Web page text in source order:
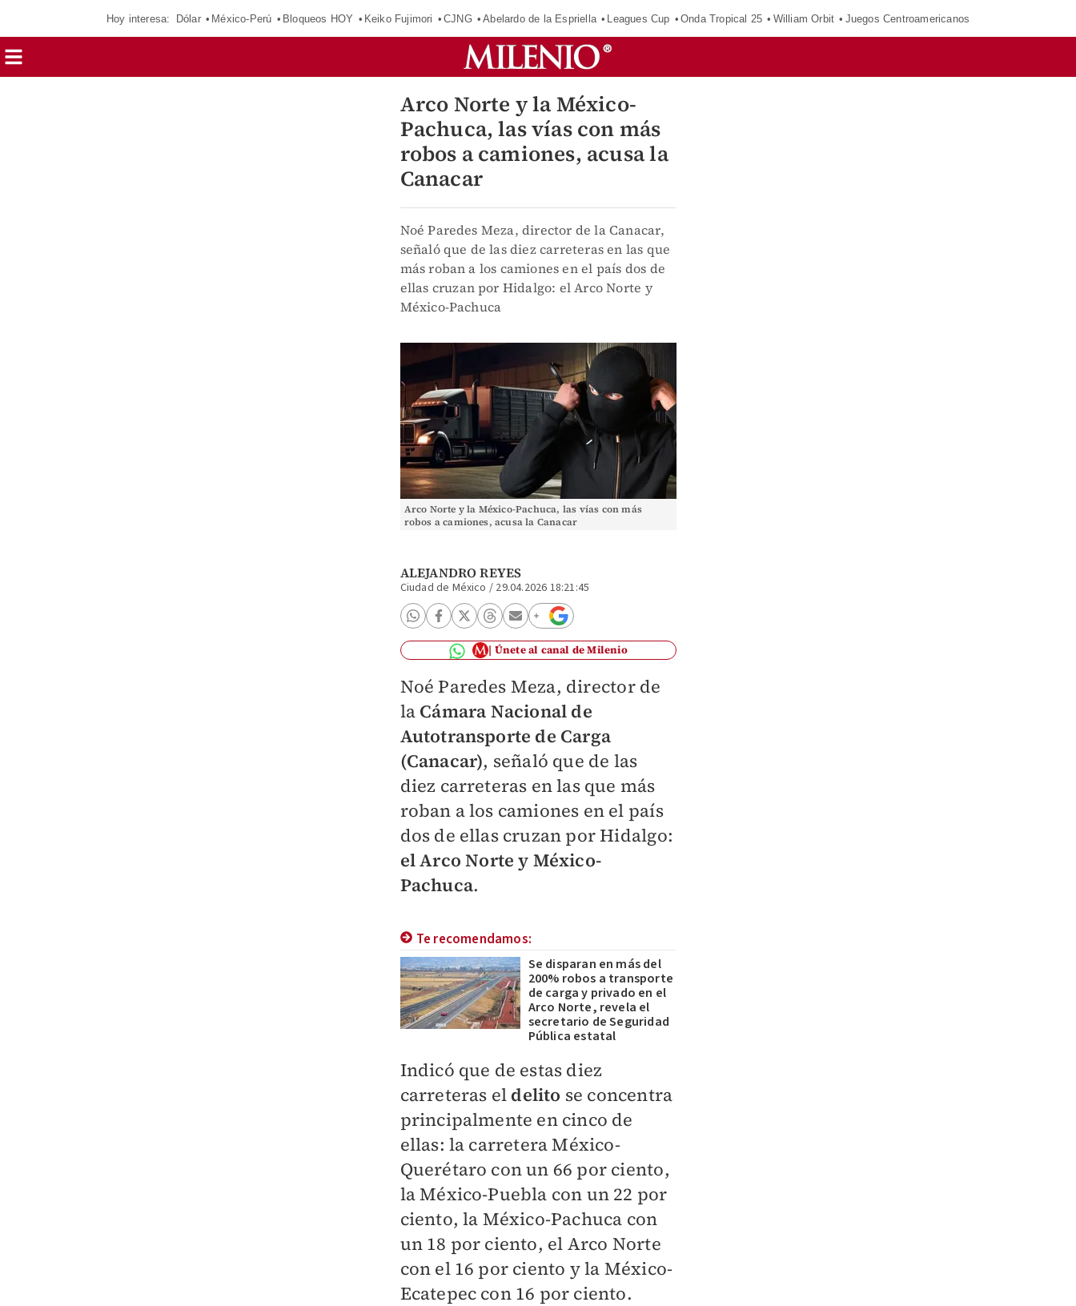
Hoy interesa: Dólar México-Perú Bloqueos HOY Keiko Fujimori CJNG Abelardo de la Espriella Leagues Cup Onda Tropical 25 William Orbit Juegos Centroamericanos
Arco Norte y la México-
Pachuca, las vías con más
robos a camiones, acusa la
Canacar
Noé Paredes Meza, director de la Canacar,
señaló que de las diez carreteras en las que
más roban a los camiones en el país dos de
ellas cruzan por Hidalgo: el Arco Norte y
México-Pachuca
Arco Norte y la México-Pachuca, las vías con más
robos a camiones, acusa la Canacar
ALEJANDRO REYES
Ciudad de México / 29.04.2026 18:21:45
Únete al canal de Milenio
Noé Paredes Meza, director de
la Cámara Nacional de
Autotransporte de Carga
(Canacar), señaló que de las
diez carreteras en las que más
roban a los camiones en el país
dos de ellas cruzan por Hidalgo:
el Arco Norte y México-
Pachuca.
Te recomendamos:
Se disparan en más del
200% robos a transporte
de carga y privado en el
Arco Norte, revela el
secretario de Seguridad
Pública estatal
Indicó que de estas diez
carreteras el delito se concentra
principalmente en cinco de
ellas: la carretera México-
Querétaro con un 66 por ciento,
la México-Puebla con un 22 por
ciento, la México-Pachuca con
un 18 por ciento, el Arco Norte
con el 16 por ciento y la México-
Ecatepec con 16 por ciento.